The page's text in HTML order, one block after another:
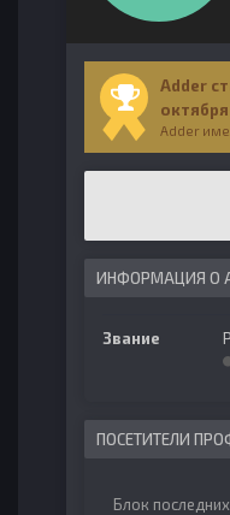
Adder
Adder
ИНФОРМАЦИЯ О
Звание
ПОСЕТИТЕЛИ
Блок